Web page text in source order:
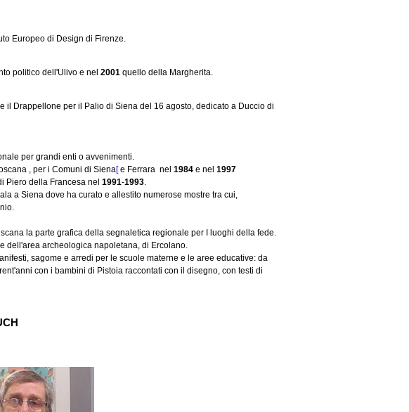
Europeo di Design di Firenze.
politico dell'Ulivo e nel 2001 quello della Margherita.
Drappellone per il Palio di Siena del 16 agosto, dedicato a Duccio di
per grandi enti o avvenimenti.
, per i Comuni di Siena[e Ferrara nel 1984 e nel 1997
Piero della Francesa nel 1991-1993.
a Siena dove ha curato e allestito numerose mostre tra cui,
la parte grafica della segnaletica regionale per I luoghi della fede.
dell'area archeologica napoletana, di Ercolano.
sagome e arredi per le scuole materne e le aree educative: da
con i bambini di Pistoia raccontati con il disegno, con testi di